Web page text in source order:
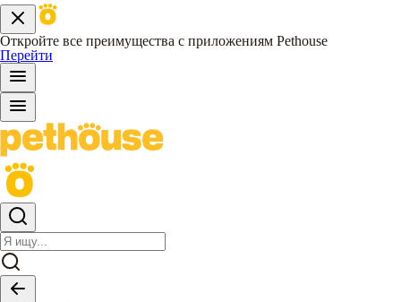
Откройте все преимущества с приложениям Pethouse
Перейти